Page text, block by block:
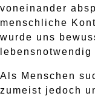
voneinander
menschliche
wurde uns
Als Menschen
zumeist jedoch